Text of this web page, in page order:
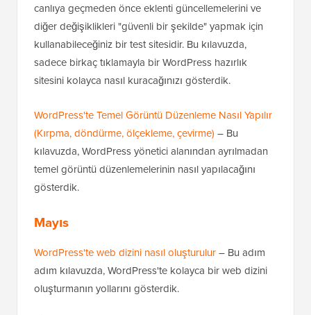
canlıya geçmeden önce eklenti güncellemelerini ve
diğer değişiklikleri "güvenli bir şekilde" yapmak için
kullanabileceğiniz bir test sitesidir. Bu kılavuzda,
sadece birkaç tıklamayla bir WordPress hazırlık
sitesini kolayca nasıl kuracağınızı gösterdik.
WordPress'te Temel Görüntü Düzenleme Nasıl Yapılır
(Kırpma, döndürme, ölçekleme, çevirme) – Bu
kılavuzda, WordPress yönetici alanından ayrılmadan
temel görüntü düzenlemelerinin nasıl yapılacağını
gösterdik.
Mayıs
WordPress'te web dizini nasıl oluşturulur– Bu adım
adım kılavuzda, WordPress'te kolayca bir web dizini
oluşturmanın yollarını gösterdik.